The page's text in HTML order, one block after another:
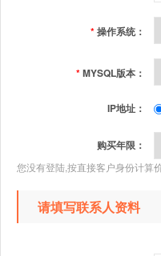
*操作系统：
*MYSQL版本：
IP地址：
购买年限：
您没有登陆,按直接客户身份计算
请填写联系人资料